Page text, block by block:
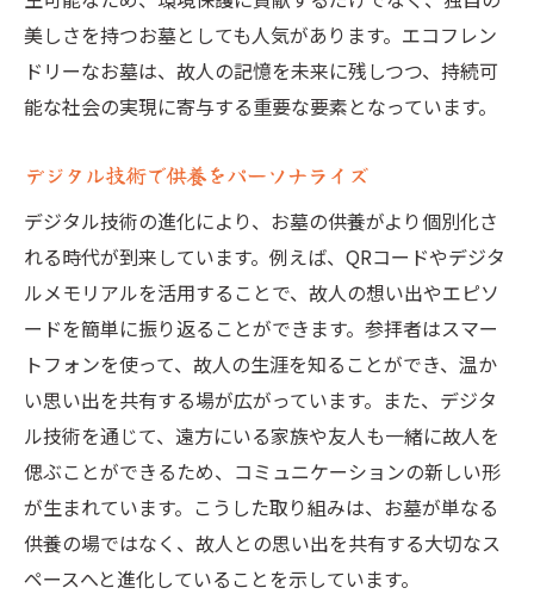
美しさを持つお墓としても人気があります。エコフレン
ドリーなお墓は、故人の記憶を未来に残しつつ、持続可
能な社会の実現に寄与する重要な要素となっています。
デジタル技術で供養をパーソナライズ
デジタル技術の進化により、お墓の供養がより個別化さ
れる時代が到来しています。例えば、QRコードやデジタ
ルメモリアルを活用することで、故人の想い出やエピソ
ードを簡単に振り返ることができます。参拝者はスマー
トフォンを使って、故人の生涯を知ることができ、温か
い思い出を共有する場が広がっています。また、デジタ
ル技術を通じて、遠方にいる家族や友人も一緒に故人を
偲ぶことができるため、コミュニケーションの新しい形
が生まれています。こうした取り組みは、お墓が単なる
供養の場ではなく、故人との思い出を共有する大切なス
ペースへと進化していることを示しています。